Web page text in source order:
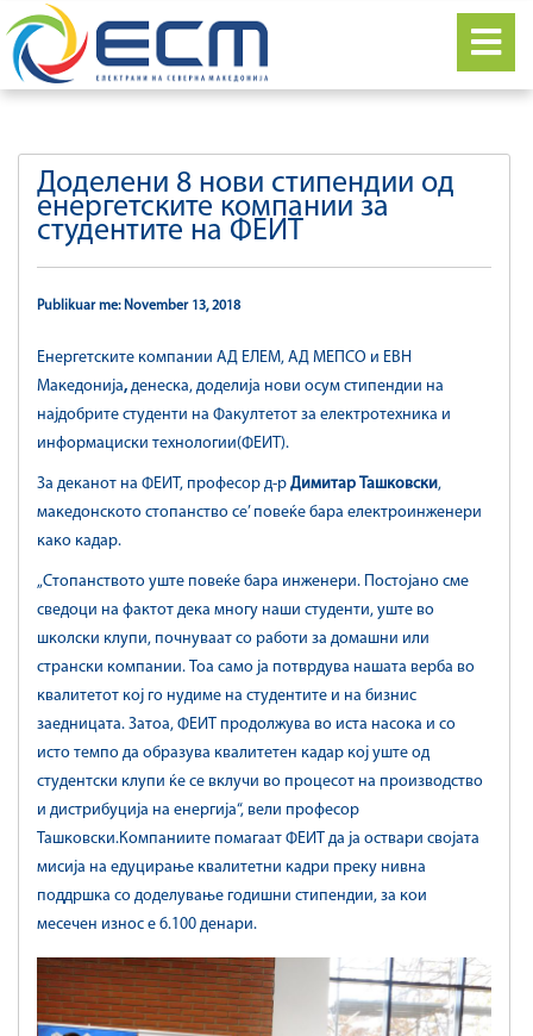
Доделени 8 нови стипендии од
енергетските компании за
студентите на ФЕИТ
Publikuar me: November 13, 2018
Енергетските компании АД ЕЛЕМ, АД МЕПСО и ЕВН
Македонија, денеска, доделија нови осум стипендии на
најдобрите студенти на Факултетот за електротехника и
информациски технологии(ФЕИТ).
За деканот на ФЕИТ, професор д-р Димитар Ташковски,
македонското стопанство се’ повеќе бара електроинженери
како кадар.
„Стопанството уште повеќе бара инженери. Постојано сме
сведоци на фактот дeка многу наши студенти, уште во
школски клупи, почнуваат со работи за домашни или
странски компании. Тоа само ја потврдува нашата верба во
квалитетот кој го нудиме на студентите и на бизнис
заедницата. Затоа, ФЕИТ продолжува во иста насока и со
исто темпо да образува квалитетен кадар кој уште од
студентски клупи ќе се вклучи во процесот на производство
и дистрибуција на енергија“, вели професор
Ташковски.Компаниите помагаат ФЕИТ да ја оствари својата
мисија на едуцирање квалитетни кадри преку нивна
поддршка со доделување годишни стипендии, за кои
месечен износ е 6.100 денари.